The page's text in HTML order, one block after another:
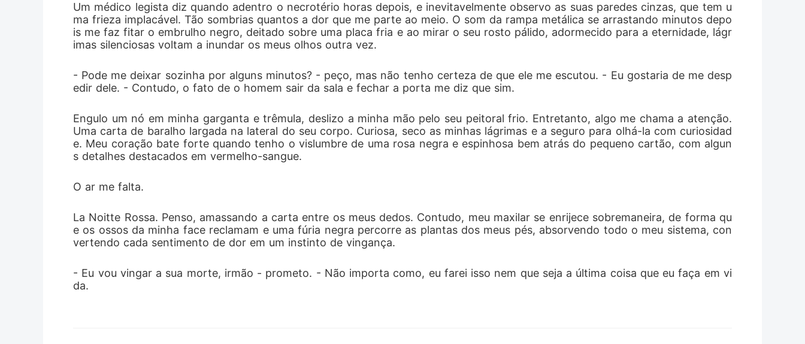
Um médico legista diz quando adentro o necrotério horas depois, e inevitavelmente observo as suas paredes cinzas, que tem u
ma frieza implacável. Tão sombrias quantos a dor que me parte ao meio. O som da rampa metálica se arrastando minutos depo
is me faz fitar o embrulho negro, deitado sobre uma placa fria e ao mirar o seu rosto pálido, adormecido para a eternidade, lágr
imas silenciosas voltam a inundar os meus olhos outra vez.
- Pode me deixar sozinha por alguns minutos? - peço, mas não tenho certeza de que ele me escutou. - Eu gostaria de me desp
edir dele. - Contudo, o fato de o homem sair da sala e fechar a porta me diz que sim.
Engulo um nó em minha garganta e trêmula, deslizo a minha mão pelo seu peitoral frio. Entretanto, algo me chama a atenção.
Uma carta de baralho largada na lateral do seu corpo. Curiosa, seco as minhas lágrimas e a seguro para olhá-la com curiosidad
e. Meu coração bate forte quando tenho o vislumbre de uma rosa negra e espinhosa bem atrás do pequeno cartão, com algun
s detalhes destacados em vermelho-sangue.
O ar me falta.
La Noitte Rossa. Penso, amassando a carta entre os meus dedos. Contudo, meu maxilar se enrijece sobremaneira, de forma qu
e os ossos da minha face reclamam e uma fúria negra percorre as plantas dos meus pés, absorvendo todo o meu sistema, con
vertendo cada sentimento de dor em um instinto de vingança.
- Eu vou vingar a sua morte, irmão - prometo. - Não importa como, eu farei isso nem que seja a última coisa que eu faça em vi
da.